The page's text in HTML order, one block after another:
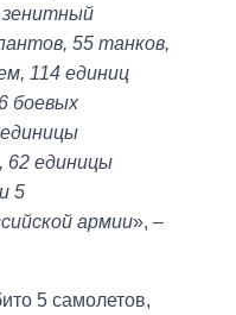
55 танков,
114 единиц
боевых
62 единицы
5
армии», –
5 самолетов,